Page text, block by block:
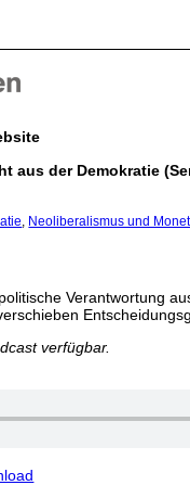
aus der Demokratie
, Neoliberalismus und
Verantwortung
verfügbar.